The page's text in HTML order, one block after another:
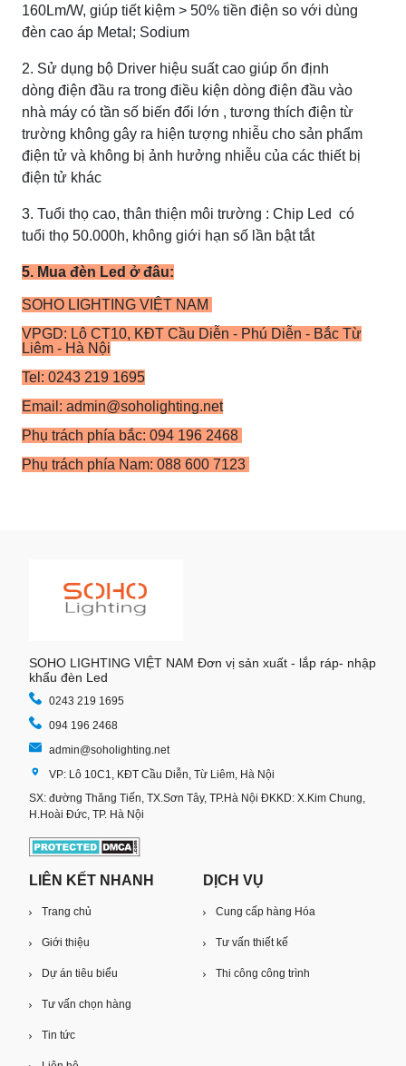
160Lm/W, giúp tiết kiệm > 50% tiền điện so với dùng
đèn cao áp Metal; Sodium
2. Sử dụng bộ Driver hiệu suất cao giúp ổn định
dòng điện đầu ra trong điều kiện dòng điện đầu vào
nhà máy có tần số biến đổi lớn , tương thích điện từ
trường không gây ra hiện tượng nhiễu cho sản phẩm
điện tử và không bị ảnh hưởng nhiễu của các thiết bị
điện tử khác
3. Tuổi thọ cao, thân thiện môi trường : Chip Led có
tuổi thọ 50.000h, không giới hạn số lần bật tắt
5. Mua đèn Led ở đâu:
SOHO LIGHTING VIỆT NAM
VPGD: Lô CT10, KĐT Cầu Diễn - Phú Diễn - Bắc Từ
Liêm - Hà Nội
Tel: 0243 219 1695
Email: admin@soholighting.net
Phụ trách phía bắc: 094 196 2468
Phụ trách phía Nam: 088 600 7123
SOHO LIGHTING VIỆT NAM Đơn vị sản xuất - lắp ráp- nhập
khẩu đèn Led
0243 219 1695
094 196 2468
admin@soholighting.net
VP: Lô 10C1, KĐT Cầu Diễn, Từ Liêm, Hà Nội
SX: đường Thăng Tiến, TX.Sơn Tây, TP.Hà Nội ĐKKD: X.Kim Chung,
H.Hoài Đức, TP. Hà Nội
LIÊN KẾT NHANH
Trang chủ
Giới thiệu
Dự án tiêu biểu
Tư vấn chọn hàng
Tin tức
DỊCH VỤ
Cung cấp hàng Hóa
Tư vấn thiết kế
Thi công công trình